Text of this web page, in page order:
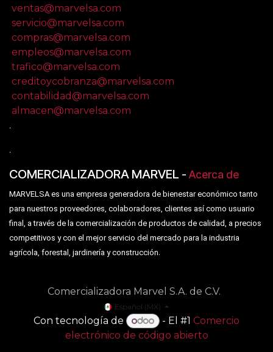
ventas@marvelsa.com
servicio@marvelsa.com
compras@marvelsa.com
empleos@marvelsa.com
trafico@marvelsa.com
creditoycobranza@marvelsa.com
contabilidad@marvelsa.com
almacen@marvelsa.com
.
.
COMERCIALIZADORA MARVEL - Acerca de
MARVELSA es una empresa generadora de bienestar económico tanto
para nuestros proveedores, colaboradores, clientes así como usuario
final, a través de la comercialización de productos de calidad, a precios
competitivos y con el mejor servicio del mercado para la industria
agrícola, forestal, jardinería y construcción.
Comercializadora Marvel S.A. de C.V.
Español (MX)
Con tecnología de - El #1 Comercio
electrónico de código abierto